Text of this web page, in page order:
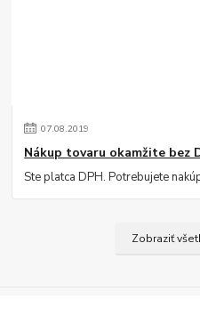
07.08.2019
Nákup tovaru okamžite bez
Ste platca DPH. Potrebujete
Zobraziť